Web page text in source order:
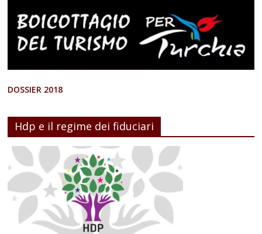
DOSSIER 2018
Hdp e il regime dei fiduciari